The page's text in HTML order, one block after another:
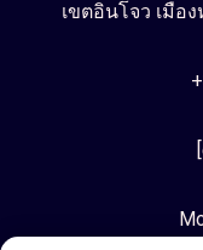
เขตอินโจว เมือ